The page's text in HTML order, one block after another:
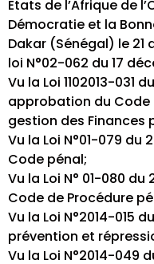
Etats de l’Afrique de
Démocratie et la
Dakar (Sénégal) le 21
loi N°02-062 du 17
Vu la Loi 1102013-031
approbation du
gestion des Finances
Vu la Loi N°01-079
Code pénal;
Vu la Loi N° 01-080
Code de Procédure
Vu la Loi N°2014-015
prévention et
Vu la Loi N°2014-049